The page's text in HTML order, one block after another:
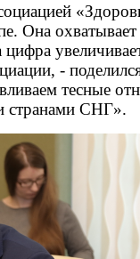
Она охватывает
-
тесные
странами СНГ».